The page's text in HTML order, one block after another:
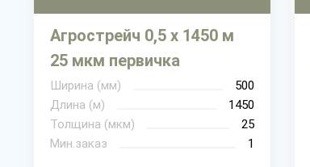
Агрострейч 0,5 х 1450 м
25 мкм первичка
Ширина (мм)
500
Длина (м)
1450
Толщина (мкм)
25
Мин.заказ
1